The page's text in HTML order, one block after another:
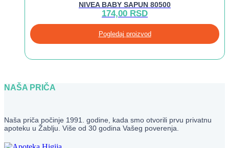
NIVEA BABY SAPUN 80500
174,00 RSD
Pogledaj proizvod
NAŠA PRIČA
Naša priča počinje 1991. godine, kada smo otvorili prvu privatnu
apoteku u Žablju. Više od 30 godina Vašeg poverenja.